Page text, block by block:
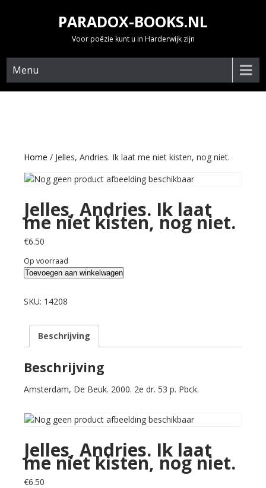
PARADOX-BOOKS.NL
Voor poëzie kunt u in Harderwijk zijn
Menu
Home / Jelles, Andries. Ik laat me niet kisten, nog niet.
Jelles, Andries. Ik laat
me niet kisten, nog niet.
€6.50
Op voorraad
Jelles,
Ik
me
kisten,
nog
aantal
Toevoegen aan winkelwagen
SKU: 14208
Beschrijving
Beschrijving
Amsterdam, De Beuk. 2000. 2e dr. 53 p. Pbck.
Jelles, Andries. Ik laat
me niet kisten, nog niet.
€6.50